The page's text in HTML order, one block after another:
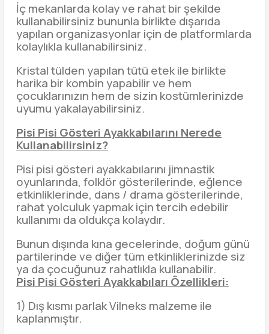
İç mekanlarda kolay ve rahat bir şekilde
kullanabilirsiniz bununla birlikte dışarıda
yapılan organizasyonlar için de platformlarda
kolaylıkla kullanabilirsiniz.
Kristal tülden yapılan tütü etek ile birlikte
harika bir kombin yapabilir ve hem
çocuklarınızın hem de sizin kostümlerinizde
uyumu yakalayabilirsiniz.
Pisi Pisi Gösteri Ayakkabılarını Nerede
Kullanabilirsiniz?
Pisi pisi gösteri ayakkabılarını jimnastik
oyunlarında, folklör gösterilerinde, eğlence
etkinliklerinde, dans / drama gösterilerinde,
rahat yolculuk yapmak için tercih edebilir
kullanımı da oldukça kolaydır.
Bunun dışında kına gecelerinde, doğum günü
partilerinde ve diğer tüm etkinliklerinizde siz
ya da çocuğunuz rahatlıkla kullanabilir.
Pisi Pisi Gösteri Ayakkabıları Özellikleri:
1) Dış kısmı parlak Vilneks malzeme ile
kaplanmıştır.